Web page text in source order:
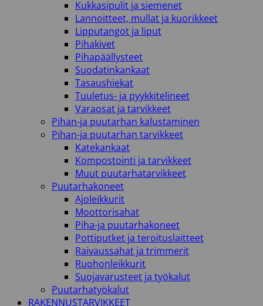
Kukkasipulit ja siemenet
Lannoitteet, mullat ja kuorikkeet
Lipputangot ja liput
Pihakivet
Pihapäällysteet
Suodatinkankaat
Tasaushiekat
Tuuletus- ja pyykkitelineet
Varaosat ja tarvikkeet
Pihan-ja puutarhan kalustaminen
Pihan-ja puutarhan tarvikkeet
Katekankaat
Kompostointi ja tarvikkeet
Muut puutarhatarvikkeet
Puutarhakoneet
Ajoleikkurit
Moottorisahat
Piha-ja puutarhakoneet
Pottiputket ja teroituslaitteet
Raivaussahat ja trimmerit
Ruohonleikkurit
Suojavarusteet ja työkalut
Puutarhatyökalut
RAKENNUSTARVIKKEET